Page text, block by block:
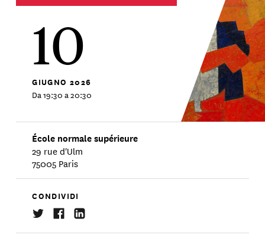
10
GIUGNO 2026
Da 19:30 a 20:30
École normale supérieure
29 rue d'Ulm
75005 Paris
CONDIVIDI